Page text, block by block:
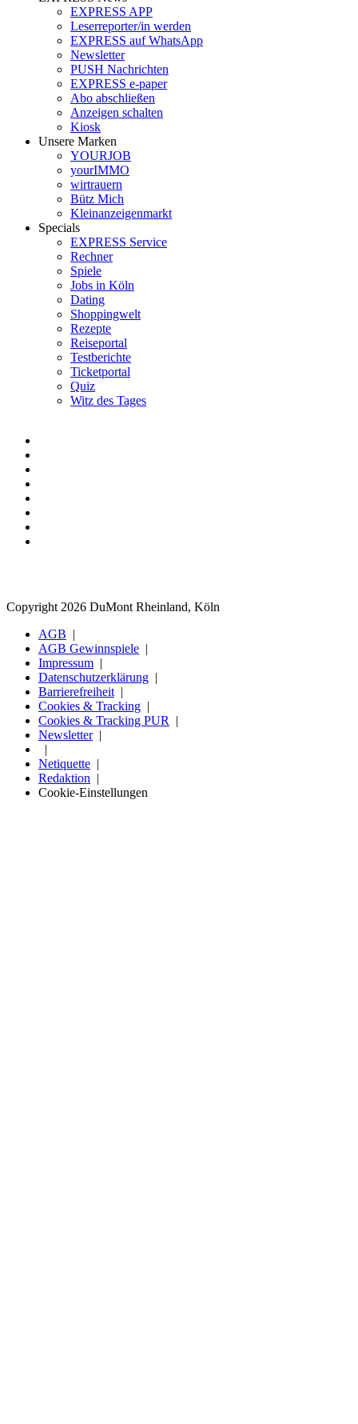
EXPRESS APP
Leserreporter/in werden
EXPRESS auf WhatsApp
Newsletter
PUSH Nachrichten
EXPRESS e-paper
Abo abschließen
Anzeigen schalten
Kiosk
Unsere Marken
YOURJOB
yourIMMO
wirtrauern
Bütz Mich
Kleinanzeigenmarkt
Specials
EXPRESS Service
Rechner
Spiele
Jobs in Köln
Dating
Shoppingwelt
Rezepte
Reiseportal
Testberichte
Ticketportal
Quiz
Witz des Tages
Copyright 2026 DuMont Rheinland, Köln
AGB
AGB Gewinnspiele
Impressum
Datenschutzerklärung
Barrierefreiheit
Cookies & Tracking
Cookies & Tracking PUR
Newsletter
Netiquette
Redaktion
Cookie-Einstellungen